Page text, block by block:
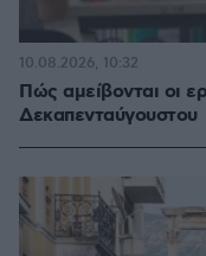
Πώς αμείβονται οι
Δεκαπενταύγουστου
10.08.2026, 10:32